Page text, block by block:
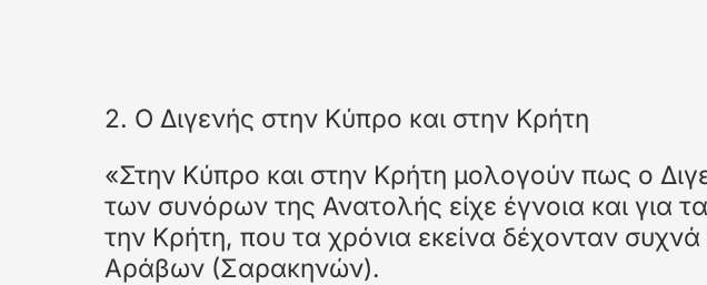
2. Ο Διγενής στην Κύπρο και στην Κρήτη
«Στην Κύπρο και στην Κρήτη μολογούν πως ο
των συνόρων της Ανατολής είχε έγνοια και για
την Κρήτη, που τα χρόνια εκείνα δέχονταν συχνά
Αράβων (Σαρακηνών).